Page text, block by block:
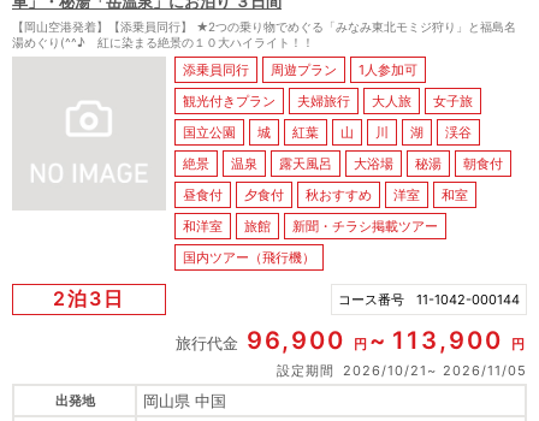
【岡山空港発着】【添乗員同行】 ★2つの乗り物でめぐる「みなみ東北モミジ狩り」と福島名
湯めぐり(^^♪ 紅に染まる絶景の１０大ハイライト！！
添乗員同行 周遊プラン
1人参加可
観光付きプラン
夫婦旅行 大人旅
女子旅
国立公園
城 紅葉 山 川 湖
渓谷
絶景
温泉 露天風呂 大浴場 秘湯
朝食付
昼食付
夕食付 秋おすすめ 洋室
和室
和洋室
旅館
新聞・チラシ掲載ツアー
国内ツアー（飛行機）
2泊3日 コース番号 11-1042-000144
旅行代金 96,900 円 113,900
円
設定期間
2026/10/21
2026/11/05
出発地
岡山県 中国